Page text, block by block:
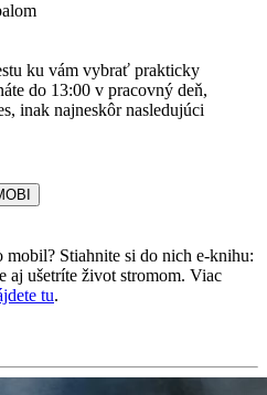
ku vám vybrať prakticky
do 13:00 v pracovný deň,
inak najneskôr nasledujúci
mobil? Stiahnite si do nich e-knihu:
aj ušetríte život stromom. Viac
tu.